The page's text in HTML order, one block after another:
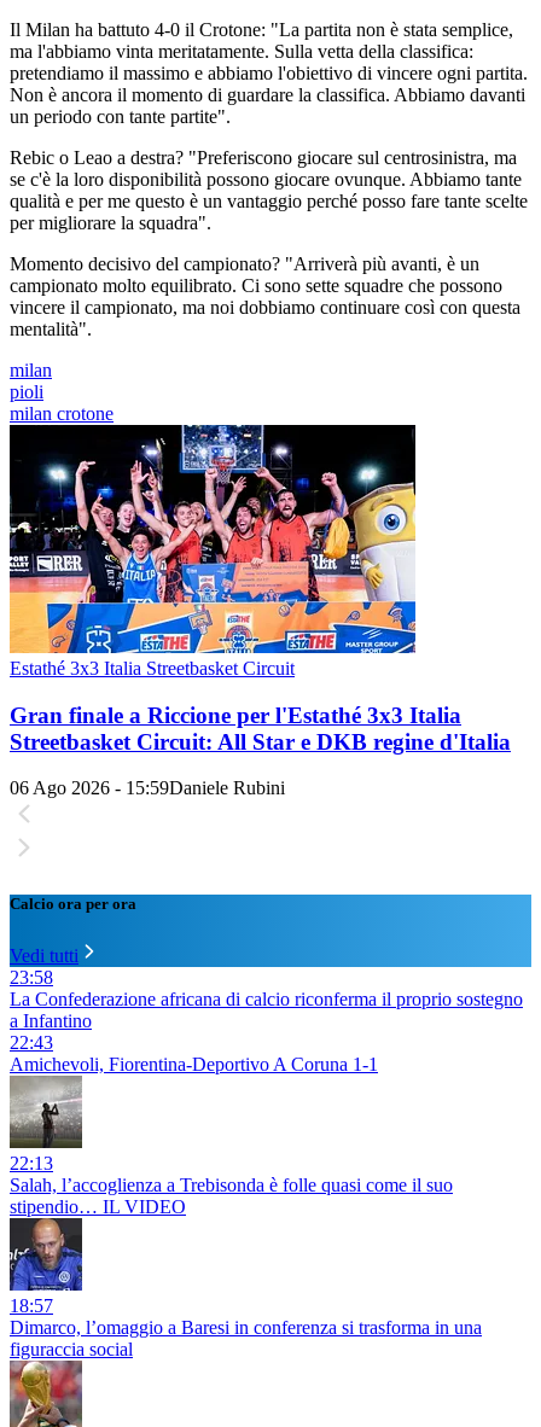
Il Milan ha battuto 4-0 il Crotone: "La partita non è stata semplice,
ma l'abbiamo vinta meritatamente. Sulla vetta della classifica:
pretendiamo il massimo e abbiamo l'obiettivo di vincere ogni partita.
Non è ancora il momento di guardare la classifica. Abbiamo davanti
un periodo con tante partite".
Rebic o Leao a destra? "Preferiscono giocare sul centrosinistra, ma
se c'è la loro disponibilità possono giocare ovunque. Abbiamo tante
qualità e per me questo è un vantaggio perché posso fare tante scelte
per migliorare la squadra".
Momento decisivo del campionato? "Arriverà più avanti, è un
campionato molto equilibrato. Ci sono sette squadre che possono
vincere il campionato, ma noi dobbiamo continuare così con questa
mentalità".
milan
pioli
milan crotone
Estathé 3x3 Italia Streetbasket Circuit
Gran finale a Riccione per l'Estathé 3x3 Italia
Streetbasket Circuit: All Star e DKB regine d'Italia
06 Ago 2026 - 15:59Daniele Rubini
Calcio ora per ora
Vedi tutti
23:58
La Confederazione africana di calcio riconferma il proprio sostegno
a Infantino
22:43
Amichevoli, Fiorentina-Deportivo A Coruna 1-1
22:13
Salah, l’accoglienza a Trebisonda è folle quasi come il suo
stipendio… IL VIDEO
18:57
Dimarco, l’omaggio a Baresi in conferenza si trasforma in una
figuraccia social